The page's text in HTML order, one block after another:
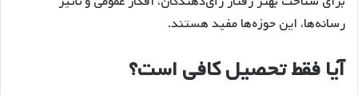
رسانه‌ها، این حوزه‌ها مفید هستند.
آیا فقط تحصیل کافی است؟